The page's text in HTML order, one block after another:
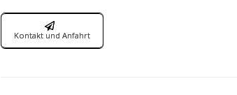
Kontakt und Anfahrt